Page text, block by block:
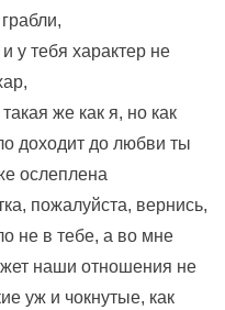
у тебя характер не
же как я, но как
доходит до любви ты
ослеплена
пожалуйста, вернись,
не в тебе, а во мне
наши отношения не
уж и чокнутые, как